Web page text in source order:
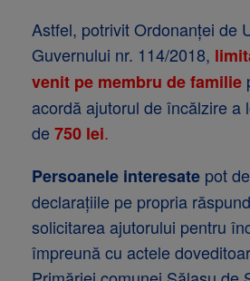
Astfel, potrivit Ordonanţei de
Guvernului nr. 114/2018,
venit pe membru de familie
acordă ajutorul de încălzire a
de750 lei.
Persoanele interesate pot
declarațiile pe propria
solicitarea ajutorului pentru
împreună cu actele